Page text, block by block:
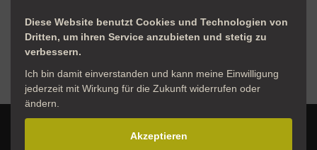
Diese Website benutzt Cookies und Technologien von
Dritten, um ihren Service anzubieten und stetig zu
verbessern.
Ich bin damit einverstanden und kann meine Einwilligung
jederzeit mit Wirkung für die Zukunft widerrufen oder
ändern.
Akzeptieren